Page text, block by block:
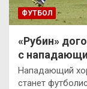
ФУТБОЛ
«Рубин»
с
Нападающий
станет